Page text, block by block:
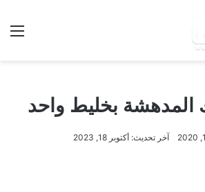
المدهشة بخليط واحد
آخر تحديث: أكتوبر 18, 2023